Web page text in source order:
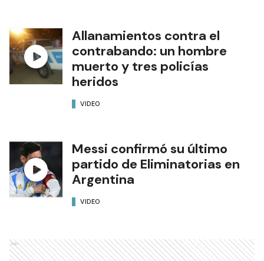
Allanamientos contra el
contrabando: un hombre
muerto y tres policías
heridos
VIDEO
Messi confirmó su último
partido de Eliminatorias en
Argentina
VIDEO
Ads